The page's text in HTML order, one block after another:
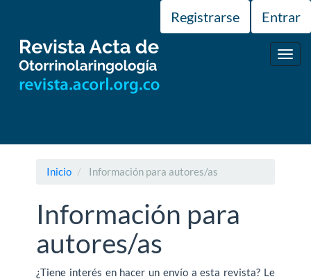
principal
Barra
lateral
Registrarse Entrar
Inicio Información para autores/as
Información para
autores/as
¿Tiene interés en hacer un enví­o a esta revista? Le